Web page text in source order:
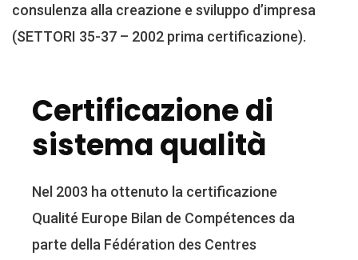
consulenza alla creazione e sviluppo d’impresa
(SETTORI 35-37 – 2002 prima certificazione).
Certificazione di
sistema qualità
Nel 2003 ha ottenuto la certificazione
Qualité Europe Bilan de Compétences da
parte della Fédération des Centres